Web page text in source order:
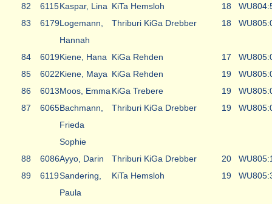
82
6115Kaspar, Lina KiTa Hemsloh 18 WU8
83
6179Logemann,
Hannah
Thriburi KiGa Drebber 18 WU8
84 6019Kiene, Hana KiGa Rehden 17 WU8
85
6022Kiene, Maya KiGa Rehden 19 WU8
86
6013Moos, Emma KiGa Trebere 19 WU8
87
6065Bachmann,
Frieda
Sophie
Thriburi KiGa Drebber 19 WU8
88 6086Ayyo, Darin Thriburi KiGa Drebber 20 WU8
89
6119Sandering,
Paula
KiTa Hemsloh 19 WU8